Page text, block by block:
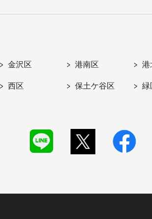
金沢区 港南区 港
西区 保土ケ谷区 緑